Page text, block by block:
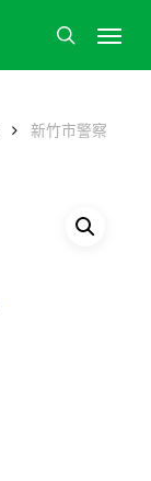
search
新竹市警察